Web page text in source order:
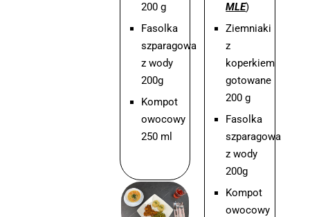
200 g
Fasolka
szparagowa
z wody
200g
Kompot
owocowy
250 ml
MLE)
Ziemniaki
z
koperkiem
gotowane
200 g
Fasolka
szparagowa
z wody
200g
Kompot
owocowy